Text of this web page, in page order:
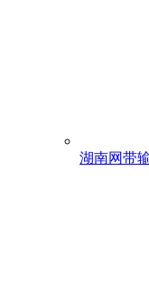
湖南网带